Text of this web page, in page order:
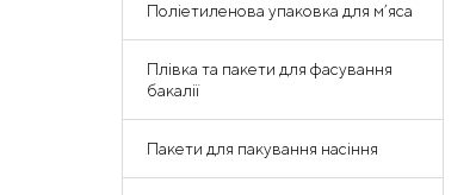
Поліетиленова упаковка для м’яса
Плівка та пакети для фасування
бакалії
Пакети для пакування насіння